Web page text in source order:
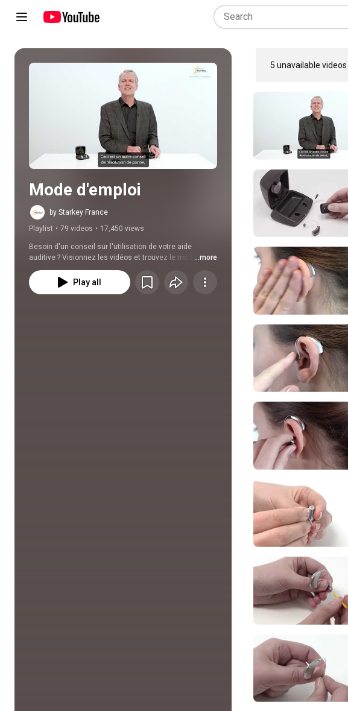
5 unavailable
Play all
Mode d'emploi
by Starkey France
Playlist • 79 videos • 17,450 views
Besoin d'un conseil sur l'utilisation de votre aide
auditive ? Visionnez les vidéos et trouvez le mode
d'emploi qu'il vous faut !
...more
Play all